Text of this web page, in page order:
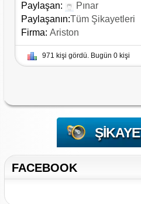
Paylaşan:
Pınar
Paylaşanın:Tüm Şikayetleri
Firma: Ariston
971 kişi gördü. Bugün 0 kişi
FACEBOOK